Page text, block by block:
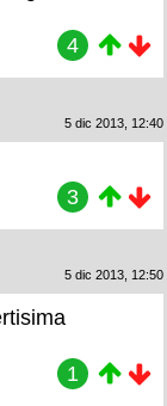
4
5 dic 2013, 12:40
3
5 dic 2013, 12:50
1